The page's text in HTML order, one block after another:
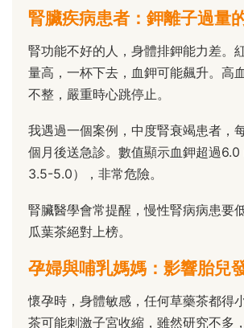
腎臟疾病患者：鉀離子過量
腎功能不好的人，身體排鉀能力差。
量高，一杯下去，血鉀可能飆升。高
不整，嚴重時心跳停止。
我遇過一個案例，中度腎衰竭患者，
個月後送急診。數值顯示血鉀超過
3.5-5.0），非常危險。
腎臟醫學會常提醒，慢性腎病病患要
瓜葉茶絕對上榜。
孕婦與哺乳媽媽：影響胎兒
懷孕時，身體敏感，任何草藥茶都得
茶可能刺激子宮收縮，雖然研究不多